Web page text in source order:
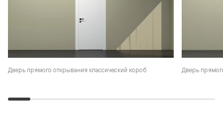
Дверь прямого открывания классический короб Дверь